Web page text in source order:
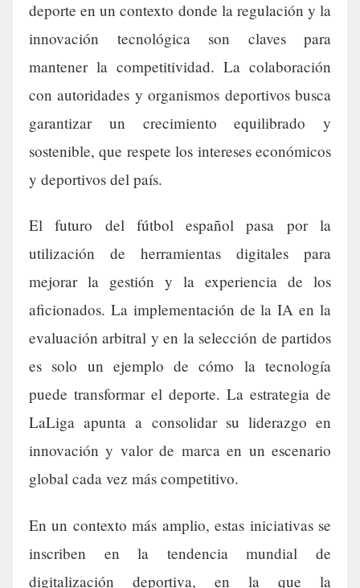
deporte en un contexto donde la regulación y la
innovación tecnológica son claves para
mantener la competitividad. La colaboración
con autoridades y organismos deportivos busca
garantizar un crecimiento equilibrado y
sostenible, que respete los intereses económicos
y deportivos del país.
El futuro del fútbol español pasa por la
utilización de herramientas digitales para
mejorar la gestión y la experiencia de los
aficionados. La implementación de la IA en la
evaluación arbitral y en la selección de partidos
es solo un ejemplo de cómo la tecnología
puede transformar el deporte. La estrategia de
LaLiga apunta a consolidar su liderazgo en
innovación y valor de marca en un escenario
global cada vez más competitivo.
En un contexto más amplio, estas iniciativas se
inscriben en la tendencia mundial de
digitalización deportiva, en la que la